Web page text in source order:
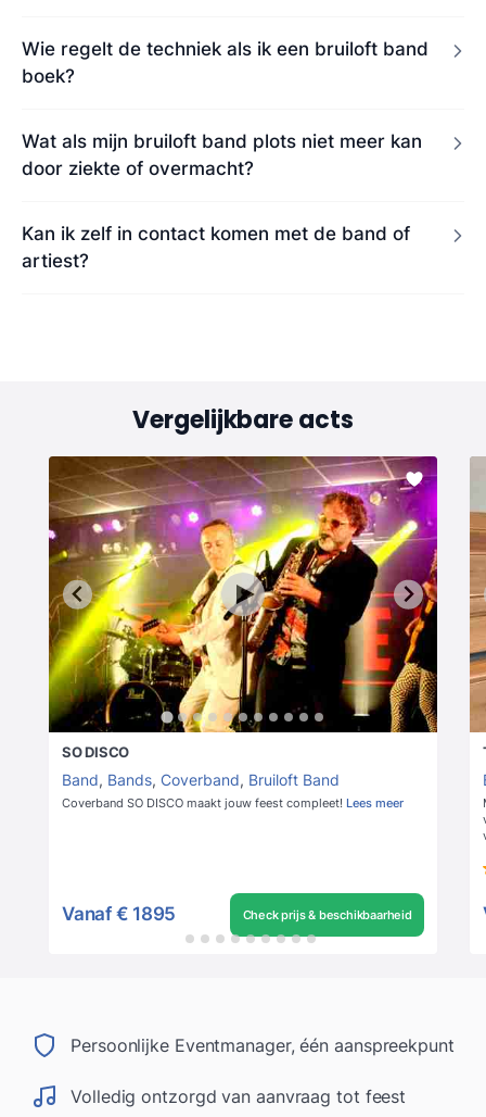
Wie regelt de techniek als ik een bruiloft band
boek?
Wat als mijn bruiloft band plots niet meer kan
door ziekte of overmacht?
Kan ik zelf in contact komen met de band of
artiest?
Vergelijkbare acts
SO DISCO
Band, Bands, Coverband, Bruiloft Band
Coverband SO DISCO maakt jouw feest compleet! Lees meer
Vanaf € 1895 Check prijs & beschikbaarheid
Persoonlijke Eventmanager, één aanspreekpunt
Volledig ontzorgd van aanvraag tot feest